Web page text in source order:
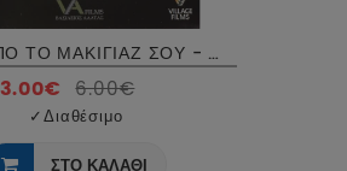
ΚΑΤΩ ΑΠΟ ΤΟ ΜΑΚΙΓΙΑΖ ΣΟΥ - UNDER YOUR MAKE UP DVD USED
3.00€ 6.00€
✓Διαθέσιμο